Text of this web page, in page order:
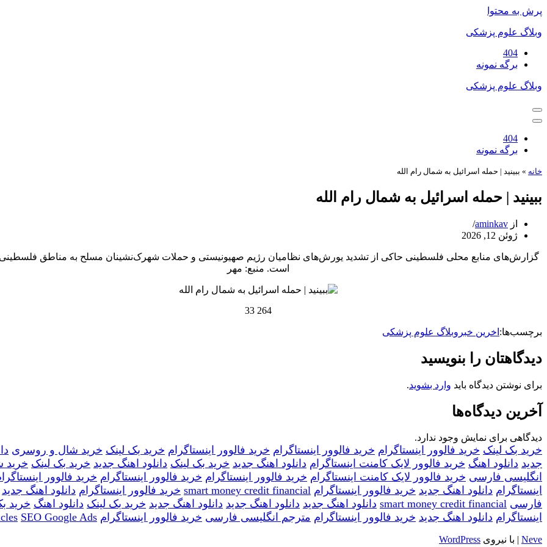
پرش به محتوا
وبلاگ علوم پزشکی
404
برگه نمونه
وبلاگ علوم پزشکی
فهرست
ناوبری
فهرست
ناوبری404
برگه نمونه
خانه » ببینید | حمله اسرائیل به شمال رام الله
ببینید | حمله اسرائیل به شمال رام الله
از aminkav
ژوئن 12, 2026
گزارش‌های منابع محلی فلسطینی حاکی از تشدید یورش‌های نظامیان رژیم صهیونیستی و حملات شهرک‌نشینان مسلح به مناطق
است. منبع: مهر
264 33
برچسب‌ها: اخرین خبر وبلاگ علوم پزشکی
دیدگاهتان را بنویسید
برای نوشتن دیدگاه باید وارد بشوید.
آخرین دیدگاه‌ها
دیدگاهی برای نمایش وجود ندارد.
خرید بک لینک خرید فالوور اینستاگرام خرید فالوور اینستاگرام خرید فالوور اینستاگرام خرید بک لینک خرید شال و روسری
جدید دانلود اهنگ خرید فالوور لایک کامنت اینستاگرام دانلود اهنگ جدید خرید بک لینک دانلود اهنگ جدید خرید بک لینک خرید
انگلیسی فارسی خرید فالوور لایک کامنت اینستاگرام خرید فالوور اینستاگرام خرید فالوور اینستاگرام خرید فالوور
اینستاگرام دانلود اهنگ جدید خرید فالوور اینستاگرام smart money credit financial خرید فالوور اینستاگرام دانلود اهنگ جدید
فارسی smart money credit financial دانلود اهنگ جدید دانلود اهنگ جدید دانلود اهنگ جدید خرید بک لینک دانلود اهنگ خرید
اینستاگرام دانلود اهنگ جدید خرید فالوور اینستاگرام مترجم انگلیسی فارسی خرید فالوور اینستاگرام SEO Google Ads
Neve | با نیروی WordPress